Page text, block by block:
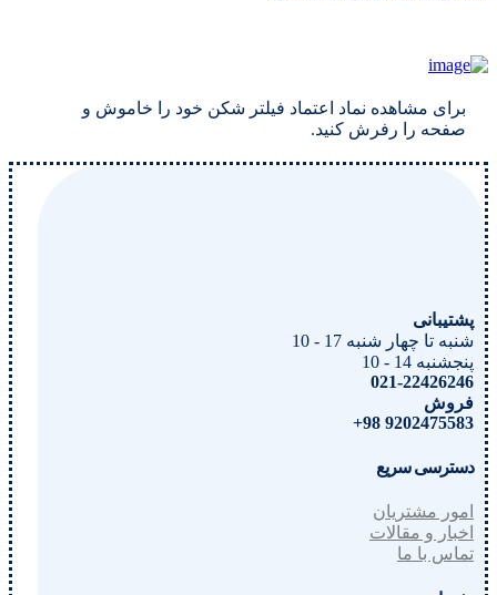
برای مشاهده نماد اعتماد فیلتر شکن خود را خاموش و
صفحه را رفرش کنید.
پشتیبانی
شنبه تا چهار شنبه 17 - 10
پنجشنبه 14 - 10
021-22426246
فروش
9202475583 98+
دسترسی سریع
امور مشتریان
اخبار و مقالات
تماس با ما